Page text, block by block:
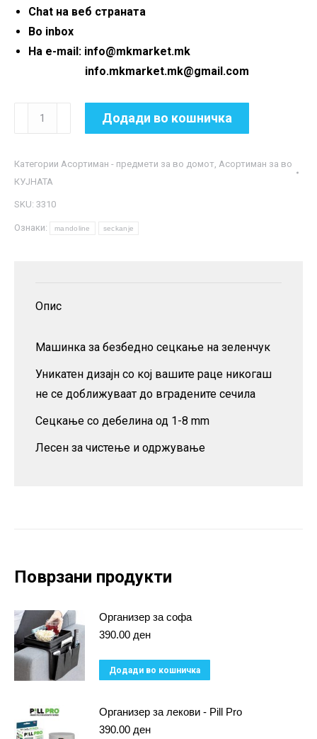
Chat на веб страната
Во inbox
На e-mail: info@mkmarket.mk
info.mkmarket.mk@gmail.com
Машинка
-
количина
Додади во кошничка
Категории Асортиман - предмети за во домот, Асортиман за во
КУЈНАТА
SKU: 3310
Ознаки: mandoline seckanje
Опис
Машинка за безбедно сецкање на зеленчук
Уникатен дизајн со кој вашите раце никогаш
не се доближуваат до вградените сечила
Сецкање со дебелина од 1-8 mm
Лесен за чистење и одржување
Поврзани продукти
Организер за софа
390.00 ден
Додади во кошничка
Организер за лекови - Pill Pro
390.00 ден